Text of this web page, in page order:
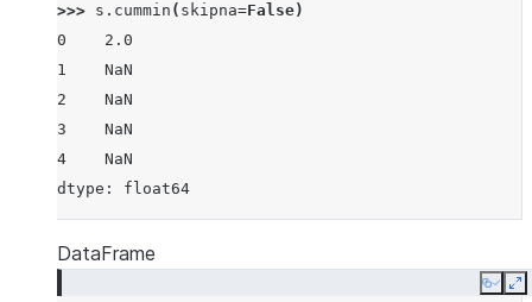
>>> s . cummin ( skipna=False)
0    2.0
1    NaN
2    NaN
3    NaN
4    NaN
dtype: float64
DataFrame
Copy